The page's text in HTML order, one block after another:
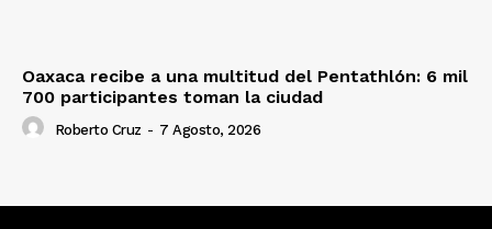
Oaxaca recibe a una multitud del Pentathlón: 6 mil
700 participantes toman la ciudad
Roberto Cruz - 7 Agosto, 2026